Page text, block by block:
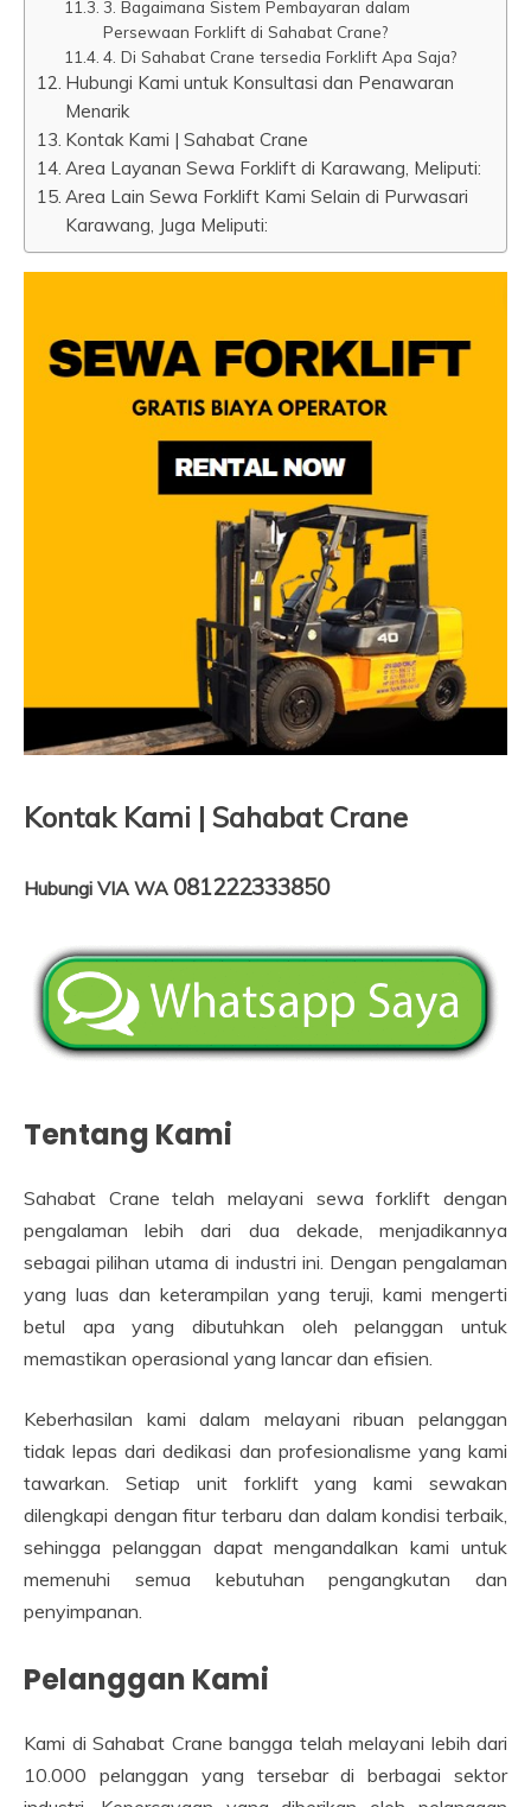
3. Bagaimana Sistem Pembayaran dalam
Persewaan Forklift di Sahabat Crane?
4. Di Sahabat Crane tersedia Forklift Apa Saja?
Hubungi Kami untuk Konsultasi dan Penawaran
Menarik
Kontak Kami | Sahabat Crane
Area Layanan Sewa Forklift di Karawang, Meliputi:
Area Lain Sewa Forklift Kami Selain di Purwasari
Karawang, Juga Meliputi:
Kontak Kami | Sahabat Crane
Hubungi VIA WA 081222333850
Tentang Kami
Sahabat Crane telah melayani sewa forklift dengan
pengalaman lebih dari dua dekade, menjadikannya
sebagai pilihan utama di industri ini. Dengan pengalaman
yang luas dan keterampilan yang teruji, kami mengerti
betul apa yang dibutuhkan oleh pelanggan untuk
memastikan operasional yang lancar dan efisien.
Keberhasilan kami dalam melayani ribuan pelanggan
tidak lepas dari dedikasi dan profesionalisme yang kami
tawarkan. Setiap unit forklift yang kami sewakan
dilengkapi dengan fitur terbaru dan dalam kondisi terbaik,
sehingga pelanggan dapat mengandalkan kami untuk
memenuhi semua kebutuhan pengangkutan dan
penyimpanan.
Pelanggan Kami
Kami di Sahabat Crane bangga telah melayani lebih dari
10.000 pelanggan yang tersebar di berbagai sektor